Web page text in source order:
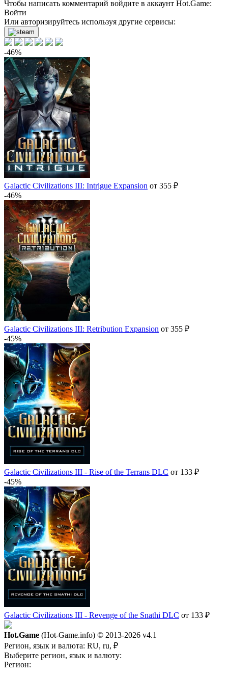
нет в наличии
Market
нет в наличии
нет в наличии
нет в наличии
нет в наличии
нет в наличии
Чтобы написать комментарий войдите в аккаунт Hot.Game:
Войти
Или авторизируйтесь используя другие сервисы:
-46%
Galactic Civilizations III: Intrigue Expansion от 355 ₽
-46%
Galactic Civilizations III: Retribution Expansion от 355 ₽
-45%
Galactic Civilizations III - Rise of the Terrans DLC от 133 ₽
-45%
Galactic Civilizations III - Revenge of the Snathi DLC от 133 ₽
Hot.Game (Hot-Game.info) © 2013-2026 v4.1
Регион, язык и валюта: RU, ru, ₽
Выберите регион, язык и валюту:
Регион: